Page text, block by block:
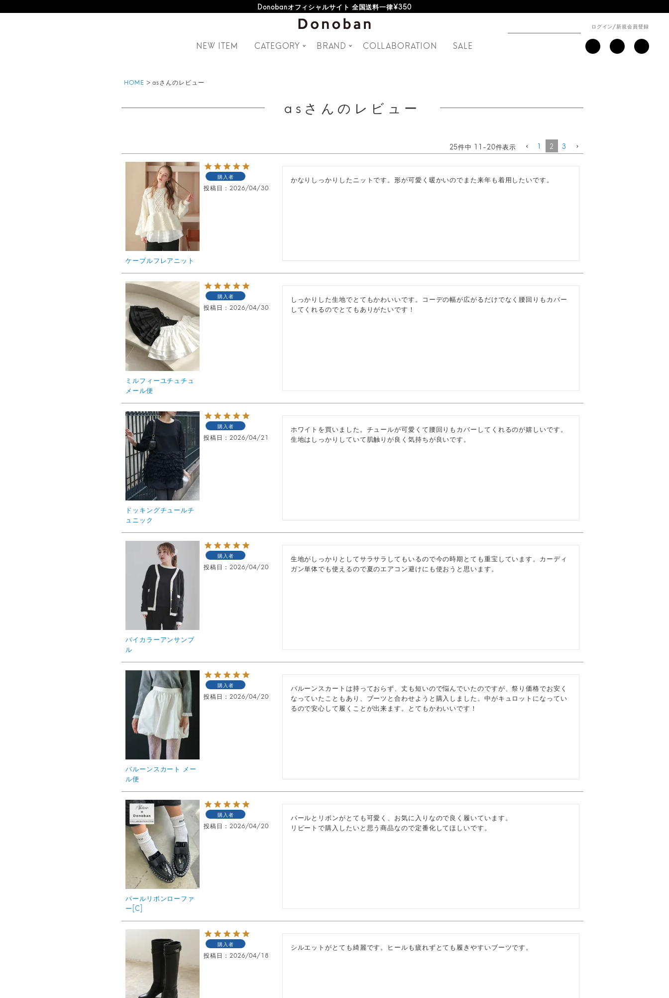
Donobanオフィシャルサイト 全国送料一律¥350
ログイン/新規会員登録
NEW ITEM CATEGORY BRAND COLLABORATION SALE
HOME asさんのレビュー
asさんのレビュー
25件中 11 -20件表示 1 2 3
ケーブルフレアニット
購入者
投稿日 2026/04/30
かなりしっかりしたニットです。形が可愛く暖かいのでまた来年も着用したいです。
ミルフィーユチュチュ
メール便
購入者
投稿日 2026/04/30
しっかりした生地でとてもかわいいです。コーデの幅が広がるだけでなく腰回りもカバー
してくれるのでとてもありがたいです！
ドッキングチュールチ
ュニック
購入者
投稿日 2026/04/21
ホワイトを買いました。チュールが可愛くて腰回りもカバーしてくれるのが嬉しいです。
生地はしっかりしていて肌触りが良く気持ちが良いです。
バイカラーアンサンブ
ル
購入者
投稿日 2026/04/20
生地がしっかりとしてサラサラしてもいるので今の時期とても重宝しています。カーディ
ガン単体でも使えるので夏のエアコン避けにも使おうと思います。
バルーンスカート メー
ル便
購入者
投稿日 2026/04/20
バルーンスカートは持っておらず、丈も短いので悩んでいたのですが、祭り価格でお安く
なっていたこともあり、ブーツと合わせようと購入しました。中がキュロットになってい
るので安心して履くことが出来ます。とてもかわいいです！
パールリボンローファ
ー[C]
購入者
投稿日 2026/04/20
パールとリボンがとても可愛く、お気に入りなので良く履いています。
リピートで購入したいと思う商品なので定番化してほしいです。
購入者
投稿日 2026/04/18
シルエットがとても綺麗です。ヒールも疲れずとても履きやすいブーツです。